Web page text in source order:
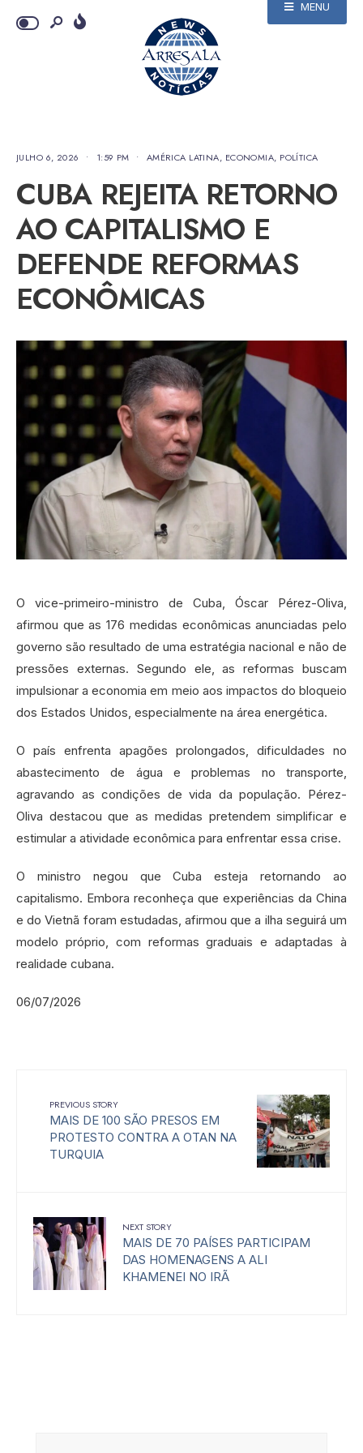
MENU
JULHO 6, 2026 • 1:59 PM • AMÉRICA LATINA, ECONOMIA, POLÍTICA
CUBA REJEITA RETORNO
AO CAPITALISMO E
DEFENDE REFORMAS
ECONÔMICAS
O vice-primeiro-ministro de Cuba, Óscar Pérez-Oliva,
afirmou que as 176 medidas econômicas anunciadas pelo
governo são resultado de uma estratégia nacional e não de
pressões externas. Segundo ele, as reformas buscam
impulsionar a economia em meio aos impactos do bloqueio
dos Estados Unidos, especialmente na área energética.
O país enfrenta apagões prolongados, dificuldades no
abastecimento de água e problemas no transporte,
agravando as condições de vida da população. Pérez-
Oliva destacou que as medidas pretendem simplificar e
estimular a atividade econômica para enfrentar essa crise.
O ministro negou que Cuba esteja retornando ao
capitalismo. Embora reconheça que experiências da China
e do Vietnã foram estudadas, afirmou que a ilha seguirá um
modelo próprio, com reformas graduais e adaptadas à
realidade cubana.
06/07/2026
PREVIOUS STORY
MAIS DE 100 SÃO PRESOS EM
PROTESTO CONTRA A OTAN NA
TURQUIA
NEXT STORY
MAIS DE 70 PAÍSES PARTICIPAM
DAS HOMENAGENS A ALI
KHAMENEI NO IRÃ